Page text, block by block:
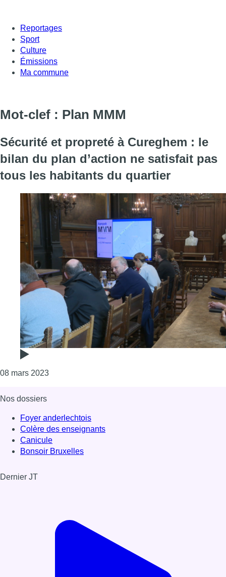
Reportages
Sport
Culture
Émissions
Ma commune
Mot-clef : Plan MMM
Sécurité et propreté à Cureghem : le
bilan du plan d’action ne satisfait pas
tous les habitants du quartier
08 mars 2023Consulter l'article "Sécurité et propreté à
Nos dossiers
Foyer anderlechtois
Colère des enseignants
Canicule
Bonsoir Bruxelles
Dernier JT